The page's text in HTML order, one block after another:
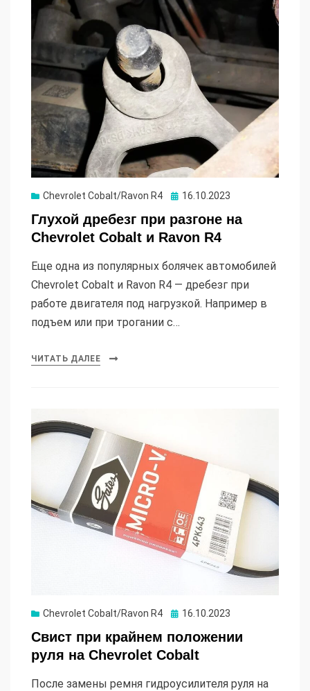
Chevrolet Cobalt/Ravon R4 Опубликовано
16.10.2023
Глухой дребезг при разгоне на
Chevrolet Cobalt и Ravon R4
Еще одна из популярных болячек автомобилей
Chevrolet Cobalt и Ravon R4 — дребезг при
работе двигателя под нагрузкой. Например в
подъем или при трогании с…
ЧИТАТЬ ДАЛЕЕ
Chevrolet Cobalt/Ravon R4 Опубликовано
16.10.2023
Свист при крайнем положении
руля на Chevrolet Cobalt
После замены ремня гидроусилителя руля на